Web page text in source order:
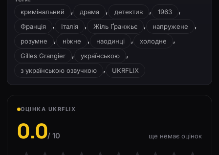
кримінальний
, драма , детектив , 1963 ,
Франція , Італія , Жіль Ґранжьє , напружене ,
розумне , ніжне , наодинці , холодне ,
Gilles Grangier , українською ,
з українською озвучкою , UKRFLIX
ОЦІНКА UKRFLIX
0.0/ 10 ще немає оцінок